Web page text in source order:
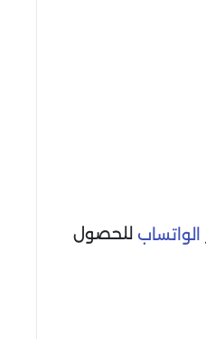
الواتساب للحصول